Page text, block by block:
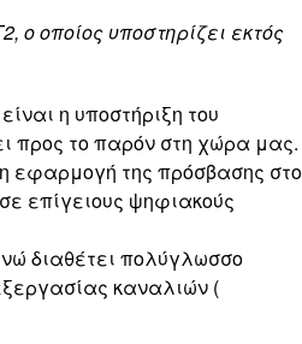
2, ο οποίος υποστηρίζει εκτός
η υποστήριξη του
προς το παρόν στη χώρα μας.
εφαρμογή της πρόσβασης στο
επίγειους ψηφιακούς
διαθέτει πολύγλωσσο
καναλιών (